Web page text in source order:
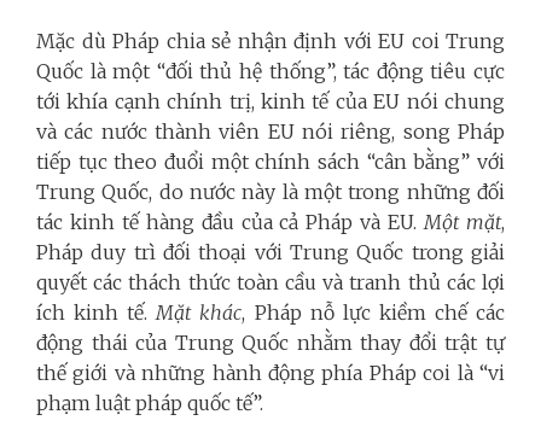
Mặc dù Pháp chia sẻ nhận định với EU coi Trung
Quốc là một “đối thủ hệ thống”, tác động tiêu cực
tới khía cạnh chính trị, kinh tế của EU nói chung
và các nước thành viên EU nói riêng, song Pháp
tiếp tục theo đuổi một chính sách “cân bằng” với
Trung Quốc, do nước này là một trong những đối
tác kinh tế hàng đầu của cả Pháp và EU. Một mặt,
Pháp duy trì đối thoại với Trung Quốc trong giải
quyết các thách thức toàn cầu và tranh thủ các lợi
ích kinh tế. Mặt khác, Pháp nỗ lực kiềm chế các
động thái của Trung Quốc nhằm thay đổi trật tự
thế giới và những hành động phía Pháp coi là “vi
phạm luật pháp quốc tế”.